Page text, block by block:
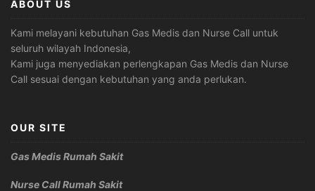
ABOUT US
Kami melayani kebutuhan Gas Medis dan Nurse Call untuk
seluruh wilayah Indonesia,
Kami juga menyediakan perlengkapan Gas Medis dan Nurse
Call sesuai dengan kebutuhan yang anda perlukan.
OUR SITE
Gas Medis Rumah Sakit
Nurse Call Rumah Sakit